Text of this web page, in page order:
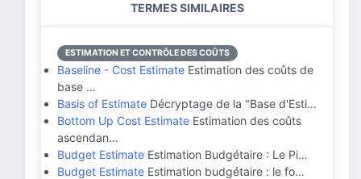
TERMES SIMILAIRES
ESTIMATION ET CONTRÔLE DES COÛTS
Baseline - Cost Estimate Estimation des coûts de
base …
Basis of Estimate Décryptage de la "Base d'Esti…
Bottom Up Cost Estimate Estimation des coûts
ascendan…
Budget Estimate Estimation Budgétaire : Le Pi…
Budget Estimate Estimation budgétaire : le fo…